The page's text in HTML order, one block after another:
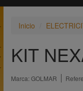
Inicio
KIT
Marca: GOLMAR